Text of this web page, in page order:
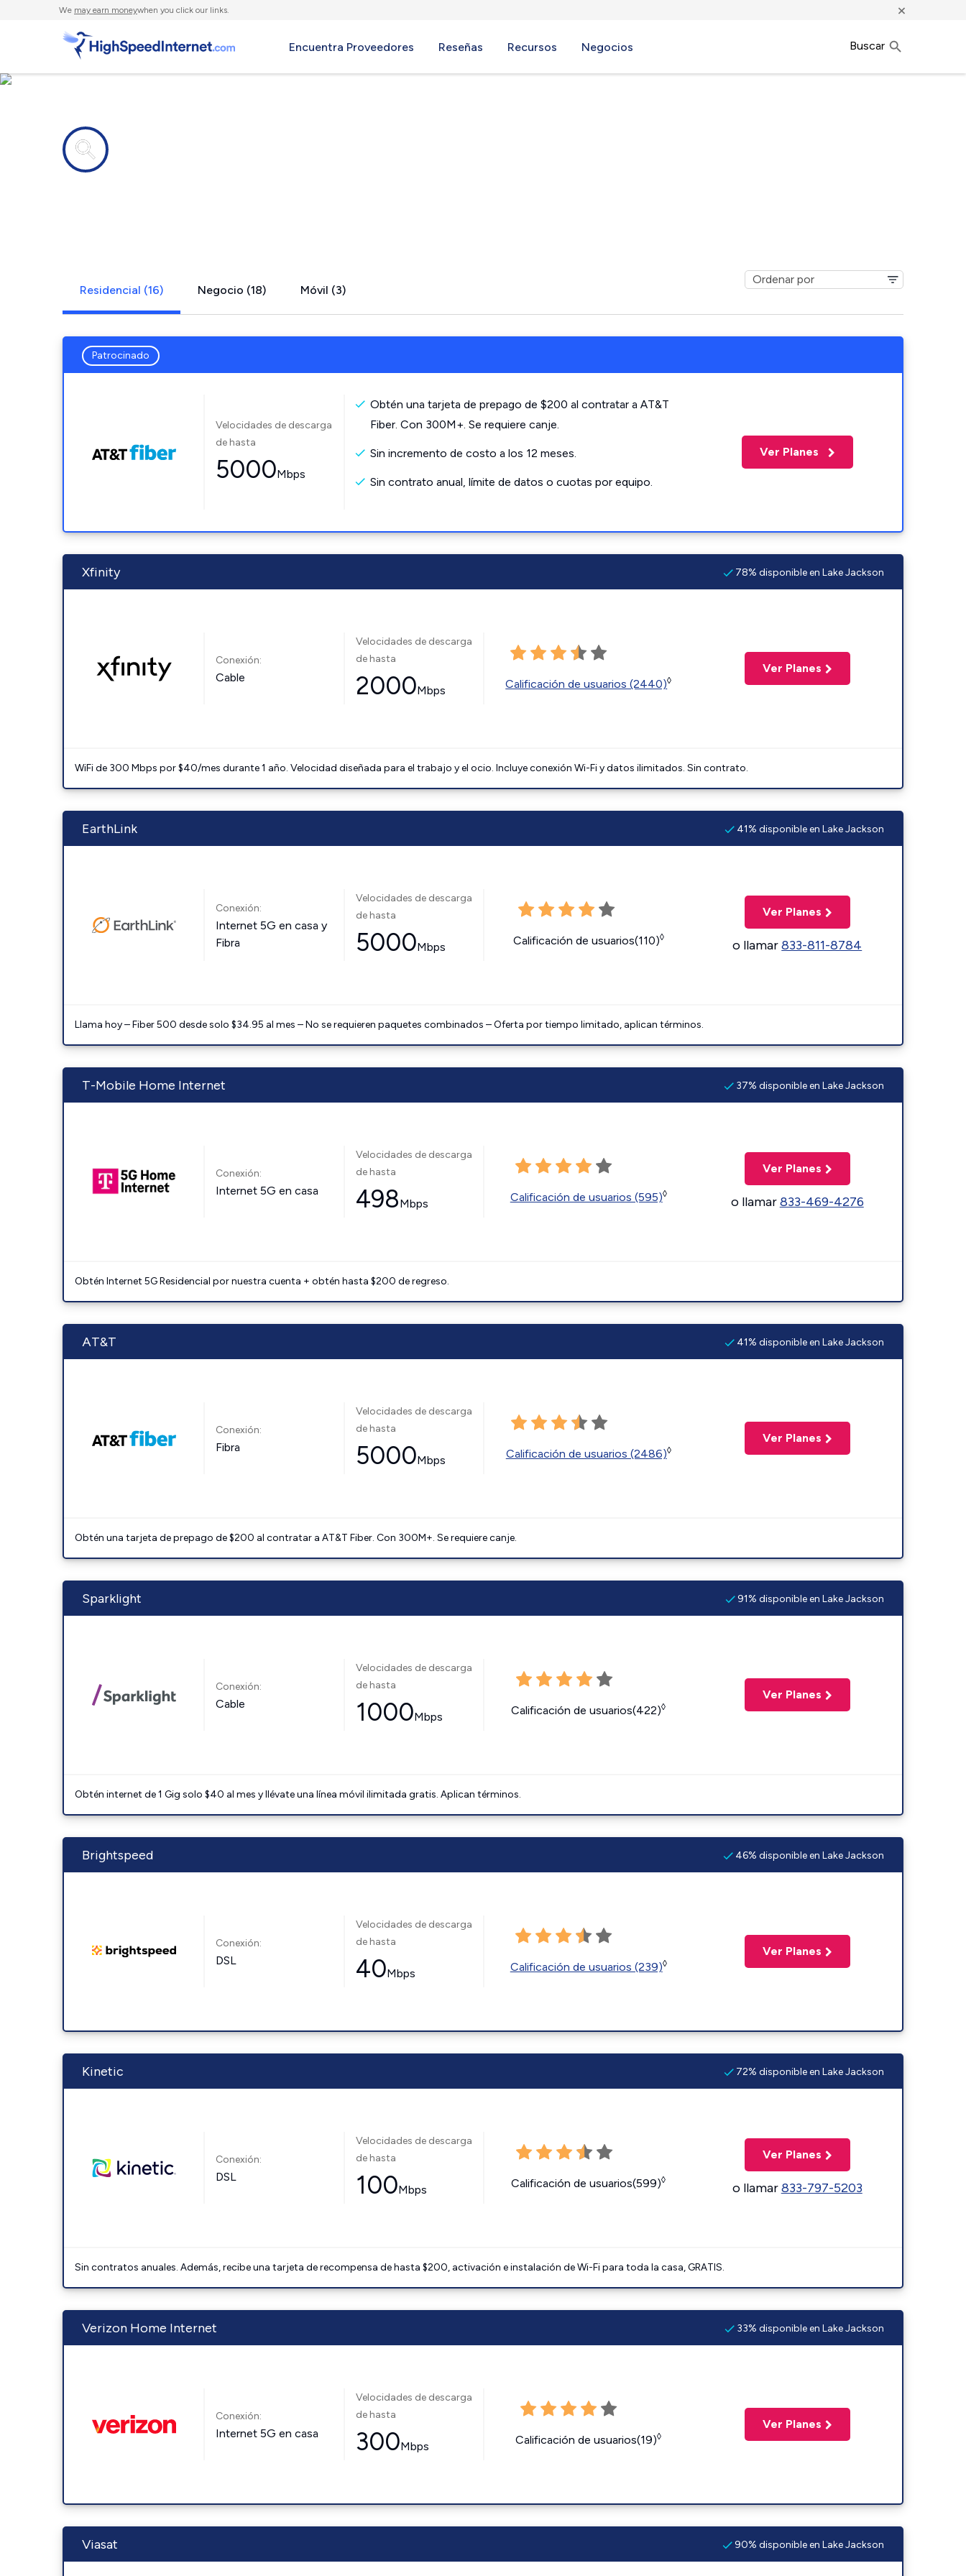
We may earn moneywhen you click our links. ×
Encuentra Proveedores Reseñas Recursos Negocios Buscar
Residencial (16) Negocio (18) Móvil (3)
Patrocinado
Velocidades de descarga
de hasta
5000Mbps
Obtén una tarjeta de prepago de $200 al contratar a AT&T
Fiber. Con 300M+. Se requiere canje.
Sin incremento de costo a los 12 meses.
Sin contrato anual, límite de datos o cuotas por equipo.
Ver Planes
Xfinity 78% disponible en Lake Jackson
Conexión:
Cable
Velocidades de descarga
de hasta
2000Mbps Calificación de usuarios (2440)◊
Ver Planes
WiFi de 300 Mbps por $40/mes durante 1 año. Velocidad diseñada para el trabajo y el ocio. Incluye conexión Wi-Fi y datos ilimitados. Sin contrato.
EarthLink 41% disponible en Lake Jackson
Conexión:
Internet 5G en casa y
Fibra
Velocidades de descarga
de hasta
5000Mbps Calificación de usuarios(110)◊
Ver Planes
o llamar833-811-8784
Llama hoy – Fiber 500 desde solo $34.95 al mes – No se requieren paquetes combinados – Oferta por tiempo limitado, aplican términos.
T-Mobile Home Internet 37% disponible en Lake Jackson
Conexión:
Internet 5G en casa
Velocidades de descarga
de hasta
498Mbps Calificación de usuarios (595)◊
Ver Planes
o llamar833-469-4276
Obtén Internet 5G Residencial por nuestra cuenta + obtén hasta $200 de regreso.
AT&T 41% disponible en Lake Jackson
Conexión:
Fibra
Velocidades de descarga
de hasta
5000Mbps Calificación de usuarios (2486)◊
Ver Planes
Obtén una tarjeta de prepago de $200 al contratar a AT&T Fiber. Con 300M+. Se requiere canje.
Sparklight 91% disponible en Lake Jackson
Conexión:
Cable
Velocidades de descarga
de hasta
1000Mbps Calificación de usuarios(422)◊
Ver Planes
Obtén internet de 1 Gig solo $40 al mes y llévate una línea móvil ilimitada gratis. Aplican términos.
Brightspeed 46% disponible en Lake Jackson
Conexión:
DSL
Velocidades de descarga
de hasta
40Mbps Calificación de usuarios (239)◊
Ver Planes
Kinetic 72% disponible en Lake Jackson
Conexión:
DSL
Velocidades de descarga
de hasta
100Mbps Calificación de usuarios(599)◊
Ver Planes
o llamar833-797-5203
Sin contratos anuales. Además, recibe una tarjeta de recompensa de hasta $200, activación e instalación de Wi-Fi para toda la casa, GRATIS.
Verizon Home Internet 33% disponible en Lake Jackson
Conexión:
Internet 5G en casa
Velocidades de descarga
de hasta
300Mbps Calificación de usuarios(19)◊
Ver Planes
Viasat 90% disponible en Lake Jackson